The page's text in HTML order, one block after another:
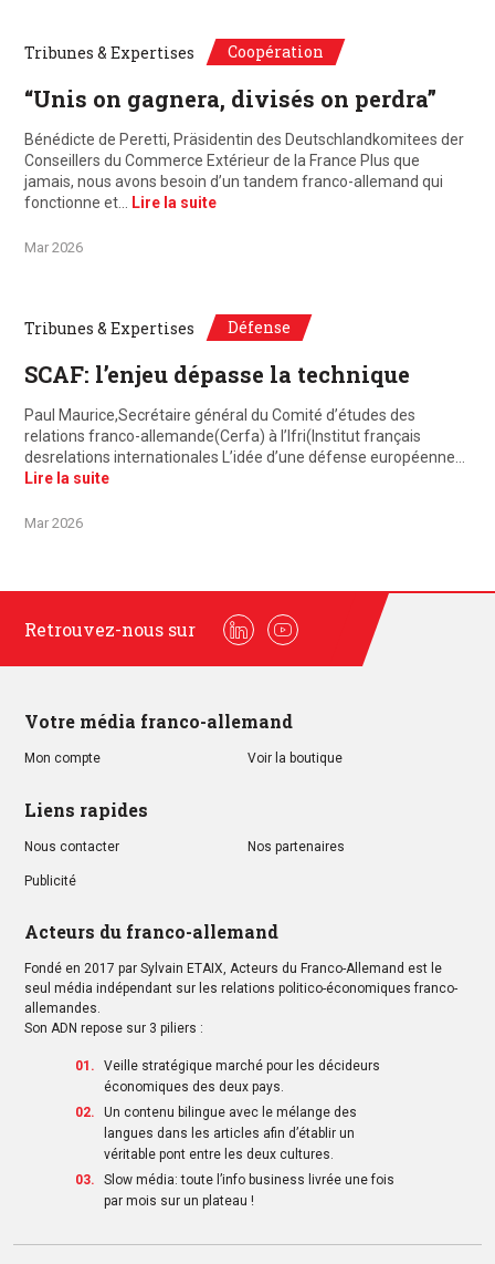
Tribunes & Expertises Coopération
“Unis on gagnera, divisés on perdra”
Bénédicte de Peretti, Präsidentin des Deutschlandkomitees der
Conseillers du Commerce Extérieur de la France Plus que
jamais, nous avons besoin d’un tandem franco-allemand qui
fonctionne et…
Lire la suite
Mar 2026
Tribunes & Expertises Défense
SCAF: l’enjeu dépasse la technique
Paul Maurice,Secrétaire général du Comité d’études des
relations franco-allemande(Cerfa) à l’Ifri(Institut français
desrelations internationales L’idée d’une défense européenne…
Lire la suite
Mar 2026
Retrouvez-nous sur
LinkedinYoutube
Votre média franco-allemand
Mon compte Voir la boutique
Liens rapides
Nous contacter Nos partenaires
Publicité
Acteurs du franco-allemand
Fondé en 2017 par Sylvain ETAIX, Acteurs du Franco-Allemand est le
seul média indépendant sur les relations politico-économiques franco-
allemandes.
Son ADN repose sur 3 piliers :
Veille stratégique marché pour les décideurs
économiques des deux pays.
Un contenu bilingue avec le mélange des
langues dans les articles afin d’établir un
véritable pont entre les deux cultures.
Slow média: toute l’info business livrée une fois
par mois sur un plateau !